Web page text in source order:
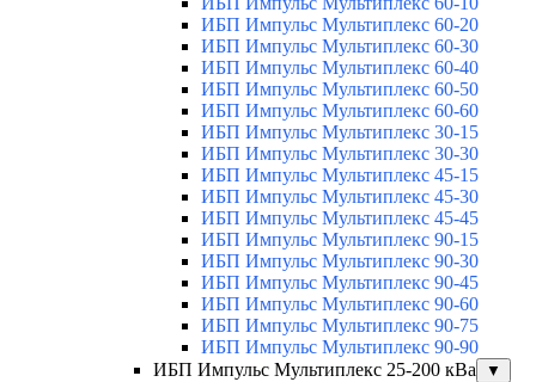
ИБП Импульс Мультиплекс 60-20
ИБП Импульс Мультиплекс 60-30
ИБП Импульс Мультиплекс 60-40
ИБП Импульс Мультиплекс 60-50
ИБП Импульс Мультиплекс 60-60
ИБП Импульс Мультиплекс 30-15
ИБП Импульс Мультиплекс 30-30
ИБП Импульс Мультиплекс 45-15
ИБП Импульс Мультиплекс 45-30
ИБП Импульс Мультиплекс 45-45
ИБП Импульс Мультиплекс 90-15
ИБП Импульс Мультиплекс 90-30
ИБП Импульс Мультиплекс 90-45
ИБП Импульс Мультиплекс 90-60
ИБП Импульс Мультиплекс 90-75
ИБП Импульс Мультиплекс 90-90
ИБП Импульс Мультиплекс 25-200 кВа
▼